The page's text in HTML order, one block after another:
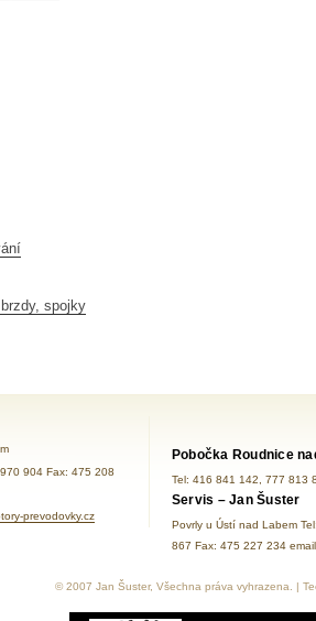
spojky
904 Fax: 475 208
prevodovky.cz
Pobočka Roudnice
Tel: 416 841 142, 777 813
Servis – Jan Šuster
Povrly u Ústí nad Labem
867 Fax: 475 227 234
© 2007 Jan Šuster, Všechna práva vyhrazena. |